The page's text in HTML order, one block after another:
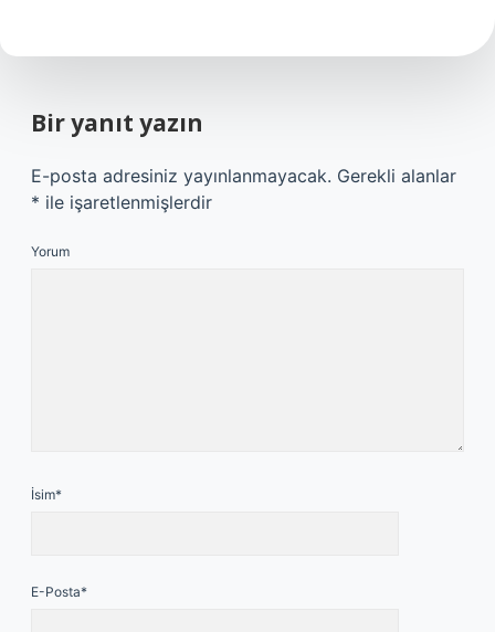
Bir yanıt yazın
E-posta adresiniz yayınlanmayacak. Gerekli alanlar
* ile işaretlenmişlerdir
Yorum
İsim*
E-Posta*